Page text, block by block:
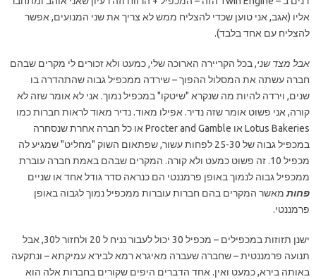
אליו (אגב, אני טוען שכדי להצליח ממש לא צריך את שני המנועים, אפשר
להצליח עם אחד בלבד).
אבל מצד שני, בכל הקריירה הארוכה שלי, כמעט ולא זכורים לי מקרים שבהם
חברה עשתה את המסלול ההפוך – שירדה ממכפיל גבוה שהתהדרה בו
שנים, וירדה להיות מה שנקרא "שיטקו" במכפיל נמוך. אני לא אומר שזה לא
קורה, אני פשוט אומר שזה נדיר. אפילו מאוד. נדיר מאוד לראות חברות כמו
Lotus Bakeries או Procter and Gamble או כל חברה אחרת שנסחרה
במכפיל גבוה של 25-30 לפחות עשור, שפתאום השוק "מחליט" שמגיע לה
מכפיל 10. זה פשוט כמעט ולא קורה. המקרים שבהם באמת חברה עוברת
ממכפיל גבוה לנמוך באופן פרמננטי הם כנראה סדר גודל אחד או שניים
פחותמאשר המקרים בהם חברות עוברות ממכפיל נמוך לגבוה באופן
פרמננטי.
ישנן תזוזות במכפילים – מכפיל 30 יכול לעבור נניח ל 20 ולחזור ל30, אבל
תנועה פרמננטית – שחברה שעברה מאיגרא רמא לבירא עמיקתא – ונתקעה
באותה בירא, כמעט ואין. אחד הדברים היפים שקורים בחברות אלה הוא